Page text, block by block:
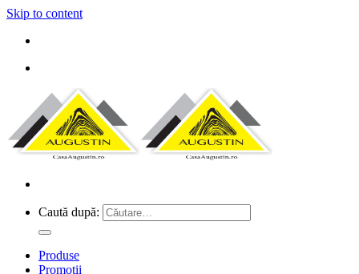
Skip to content
Caută după:
Produse
Promotii